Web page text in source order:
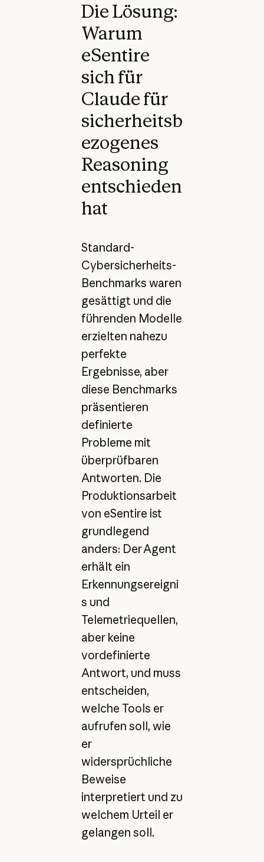
Die Lösung:
Warum
eSentire
sich für
Claude für
sicherheitsb
ezogenes
Reasoning
entschieden
hat
Standard-
Cybersicherheits-
Benchmarks waren
gesättigt und die
führenden Modelle
erzielten nahezu
perfekte
Ergebnisse, aber
diese Benchmarks
präsentieren
definierte
Probleme mit
überprüfbaren
Antworten. Die
Produktionsarbeit
von eSentire ist
grundlegend
anders: Der Agent
erhält ein
Erkennungsereigni
s und
Telemetriequellen,
aber keine
vordefinierte
Antwort, und muss
entscheiden,
welche Tools er
aufrufen soll, wie
er
widersprüchliche
Beweise
interpretiert und zu
welchem Urteil er
gelangen soll.